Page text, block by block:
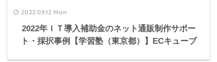
2022.09.12 Mon
2022年ＩＴ導入補助金のネット通販制作サポー
ト・採択事例【学習塾（東京都）】ECキューブ